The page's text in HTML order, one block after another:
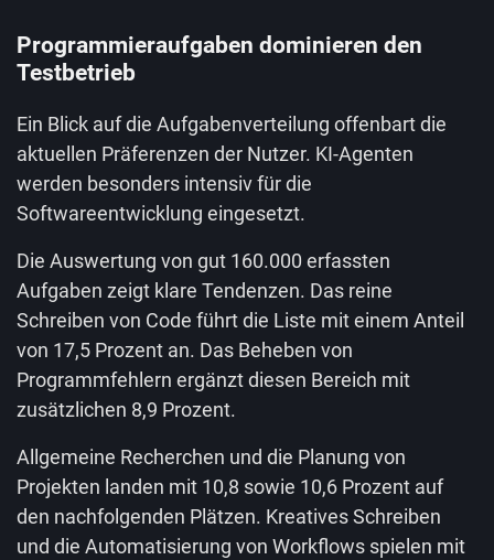
Programmieraufgaben dominieren den
Testbetrieb
Ein Blick auf die Aufgabenverteilung offenbart die
aktuellen Präferenzen der Nutzer. KI-Agenten
werden besonders intensiv für die
Softwareentwicklung eingesetzt.
Die Auswertung von gut 160.000 erfassten
Aufgaben zeigt klare Tendenzen. Das reine
Schreiben von Code führt die Liste mit einem Anteil
von 17,5 Prozent an. Das Beheben von
Programmfehlern ergänzt diesen Bereich mit
zusätzlichen 8,9 Prozent.
Allgemeine Recherchen und die Planung von
Projekten landen mit 10,8 sowie 10,6 Prozent auf
den nachfolgenden Plätzen. Kreatives Schreiben
und die Automatisierung von Workflows spielen mit